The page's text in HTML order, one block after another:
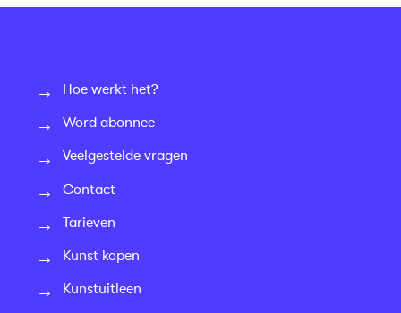
Hoe werkt het?
Word abonnee
Veelgestelde vragen
Contact
Tarieven
Kunst kopen
Kunstuitleen